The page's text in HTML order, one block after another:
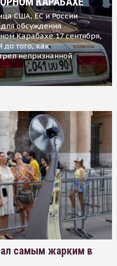
США, ЕС и России
обсуждения
Карабахе 17 сентября,
до того, как
непризнанной
самым жарким в